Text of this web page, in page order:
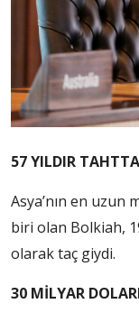
57 YILDIR TAHTTA
Asya’nın en uzun
biri olan Bolkiah,
olarak taç giydi.
30 MİLYAR